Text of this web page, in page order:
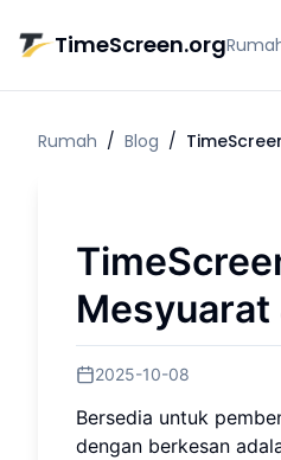
TimeScreen.org
Rumah / Blog /
Mesyuarat
2025-10-08
Bersedia untuk
dengan berkesan